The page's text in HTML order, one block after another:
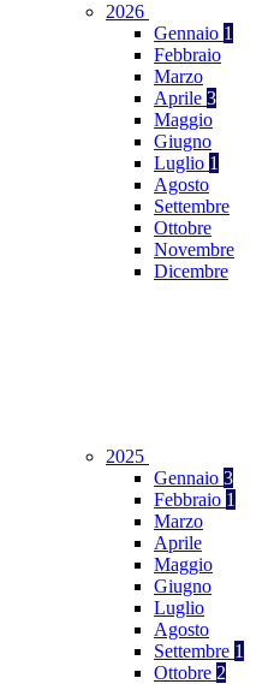
2026
Gennaio 1
Febbraio
Marzo
Aprile 3
Maggio
Giugno
Luglio 1
Agosto
Settembre
Ottobre
Novembre
Dicembre
2025
Gennaio 3
Febbraio 1
Marzo
Aprile
Maggio
Giugno
Luglio
Agosto
Settembre 1
Ottobre 2